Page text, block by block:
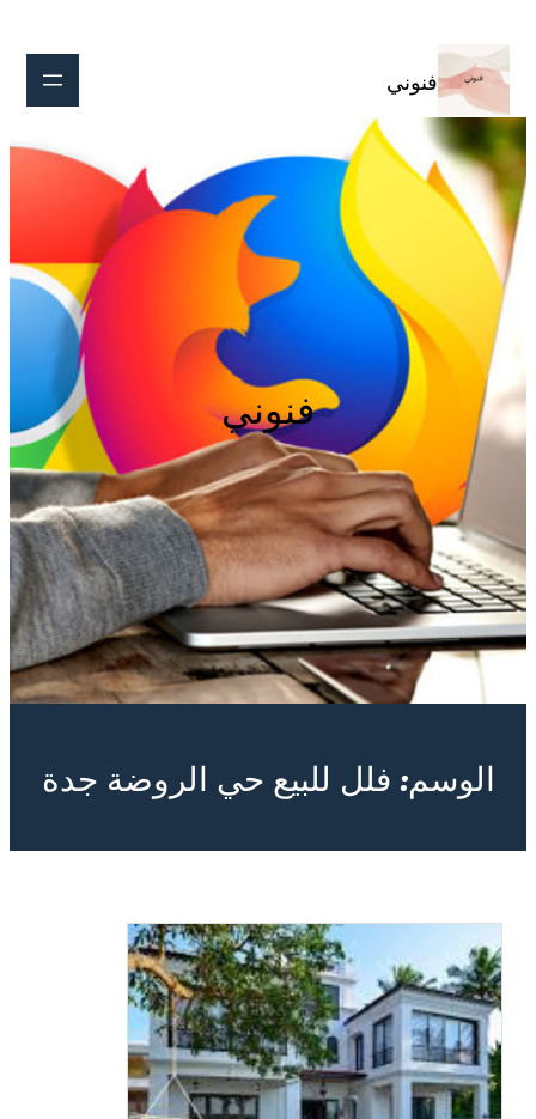
المحتوى
فنوني
فنوني
الوسم:فلل للبيع حي الروضة جدة